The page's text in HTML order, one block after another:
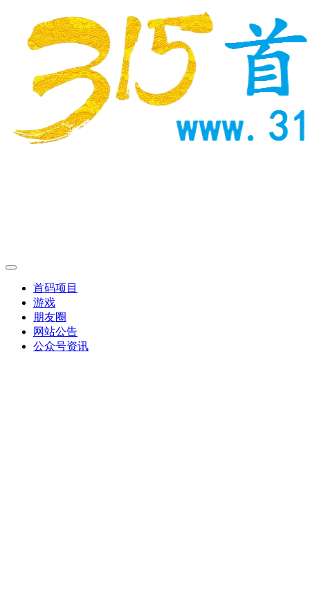
首码项目
游戏
朋友圈
网站公告
公众号资讯